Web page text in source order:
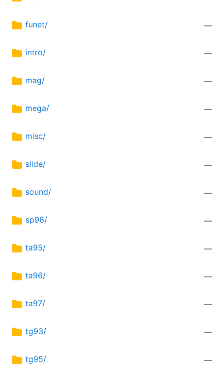
funet/ —
intro/ —
mag/ —
mega/ —
misc/ —
slide/ —
sound/ —
sp96/ —
ta95/ —
ta96/ —
ta97/ —
tg93/ —
tg95/ —